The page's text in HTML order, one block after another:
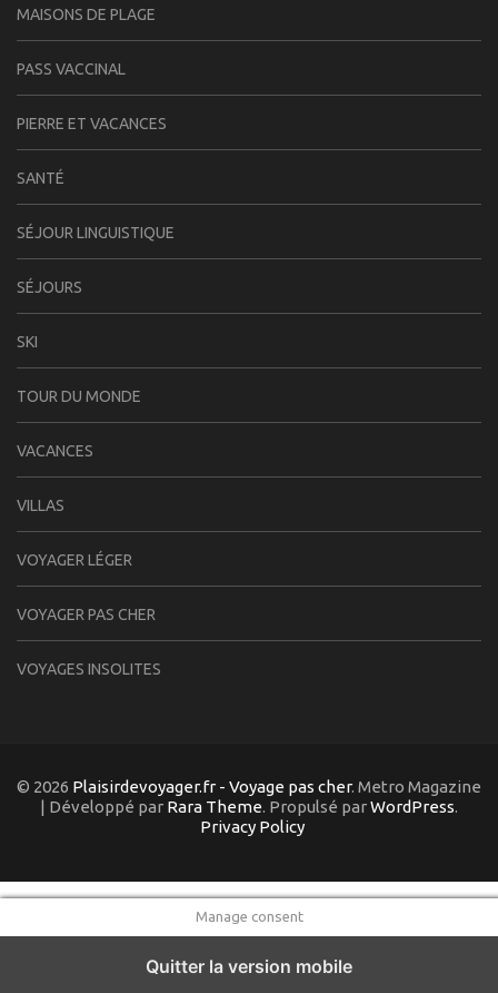
MAISONS DE PLAGE
PASS VACCINAL
PIERRE ET VACANCES
SANTÉ
SÉJOUR LINGUISTIQUE
SÉJOURS
SKI
TOUR DU MONDE
VACANCES
VILLAS
VOYAGER LÉGER
VOYAGER PAS CHER
VOYAGES INSOLITES
© 2026 Plaisirdevoyager.fr - Voyage pas cher. Metro Magazine
| Développé par Rara Theme. Propulsé parWordPress.
Privacy Policy
Manage consent
Quitter la version mobile